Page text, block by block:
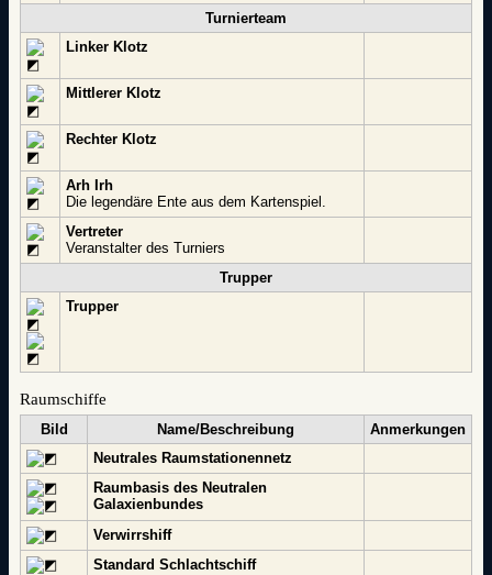
Turnierteam
Linker Klotz
Mittlerer Klotz
Rechter Klotz
Arh Irh
Die legendäre Ente aus dem Kartenspiel.
Vertreter
Veranstalter des Turniers
Trupper
Trupper
Raumschiffe
Bild Name/Beschreibung
Anmerkungen
Neutrales Raumstationennetz
Raumbasis des Neutralen
Galaxienbundes
Verwirrshiff
Standard Schlachtschiff